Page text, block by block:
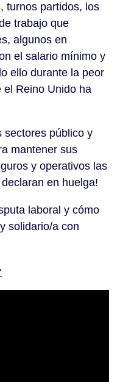
turnos partidos, los
trabajo que
algunos en
el salario mínimo y
ello durante la peor
el Reino Unido ha
sectores público y
mantener sus
y operativos las
en huelga!
laboral y cómo
solidario/a con